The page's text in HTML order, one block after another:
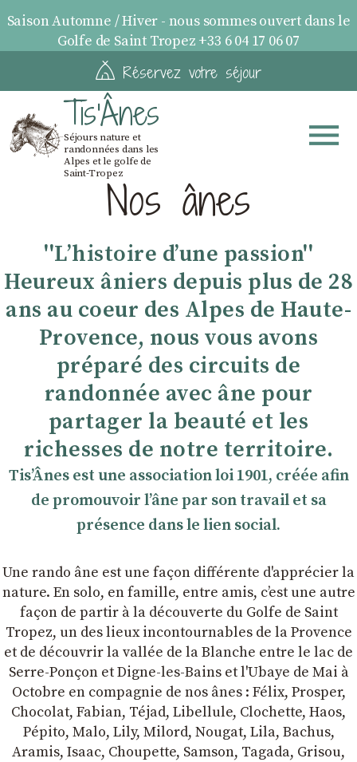
Saison Automne / Hiver - nous sommes ouvert dans le
Golfe de Saint Tropez +33 6 04 17 06 07
Réservez votre séjour
Tis'Ânes
Séjours nature et
randonnées dans les
Alpes et le golfe de
Saint-TropezNos ânes
''Lʼhistoire dʼune passion''
Heureux âniers depuis plus de 28
ans au coeur des Alpes de Haute-
Provence, nous vous avons
préparé des circuits de
randonnée avec âne pour
partager la beauté et les
richesses de notre territoire.
TisʼÂnes est une association loi 1901, créée afin
de promouvoir lʼâne par son travail et sa
présence dans le lien social.
Une rando âne est une façon différente d'apprécier la
nature. En solo, en famille, entre amis, cʼest une autre
façon de partir à la découverte du Golfe de Saint
Tropez, un des lieux incontournables de la Provence
et de découvrir la vallée de la Blanche entre le lac de
Serre-Ponçon et Digne-les-Bains et l'Ubaye de Mai à
Octobre en compagnie de nos ânes : Félix, Prosper,
Chocolat, Fabian, Téjad, Libellule, Clochette, Haos,
Pépito, Malo, Lily, Milord, Nougat, Lila, Bachus,
Aramis, Isaac, Choupette, Samson, Tagada, Grisou,